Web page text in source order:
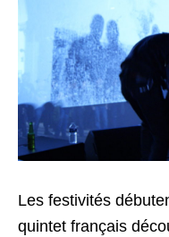
Les festivités
quintet français